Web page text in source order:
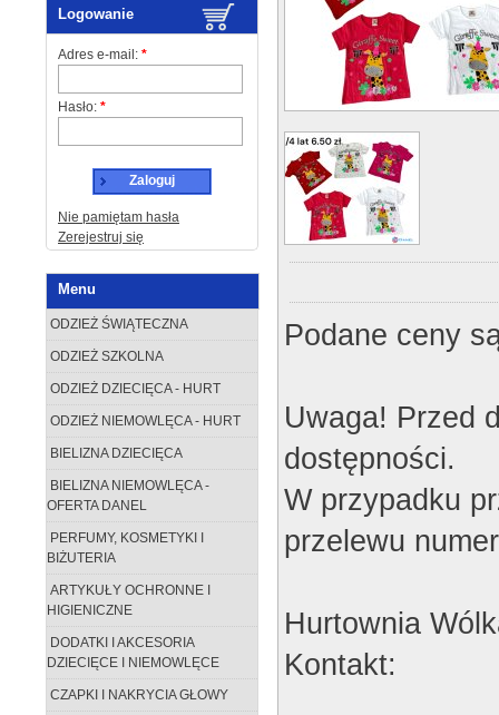
Logowanie
Adres e-mail: *
Hasło: *
Zaloguj
Nie pamiętam hasła
Zerejestruj się
Menu
ODZIEŻ ŚWIĄTECZNA
ODZIEŻ SZKOLNA
ODZIEŻ DZIECIĘCA - HURT
ODZIEŻ NIEMOWLĘCA - HURT
BIELIZNA DZIECIĘCA
BIELIZNA NIEMOWLĘCA -
OFERTA DANEL
PERFUMY, KOSMETYKI I
BIŻUTERIA
ARTYKUŁY OCHRONNE I
HIGIENICZNE
DODATKI I AKCESORIA
DZIECIĘCE I NIEMOWLĘCE
CZAPKI I NAKRYCIA GŁOWY
Podane ceny
Uwaga! Przed
dostępności.
W przypadku
przelewu
Hurtownia
Kontakt: